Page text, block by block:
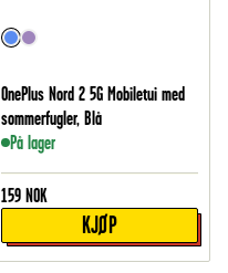
OnePlus Nord 2 5G Mobiletui med
sommerfugler, Blå
På lager
159 NOK
KJØP